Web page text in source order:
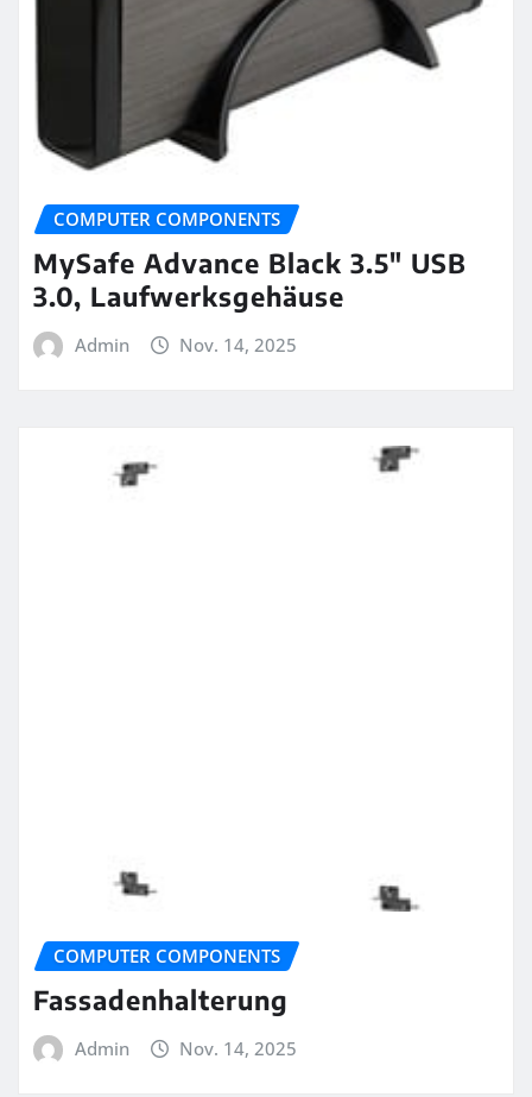
COMPUTER COMPONENTS
MySafe Advance Black 3.5″ USB
3.0, Laufwerksgehäuse
Admin Nov. 14, 2025
COMPUTER COMPONENTS
Fassadenhalterung
Admin Nov. 14, 2025